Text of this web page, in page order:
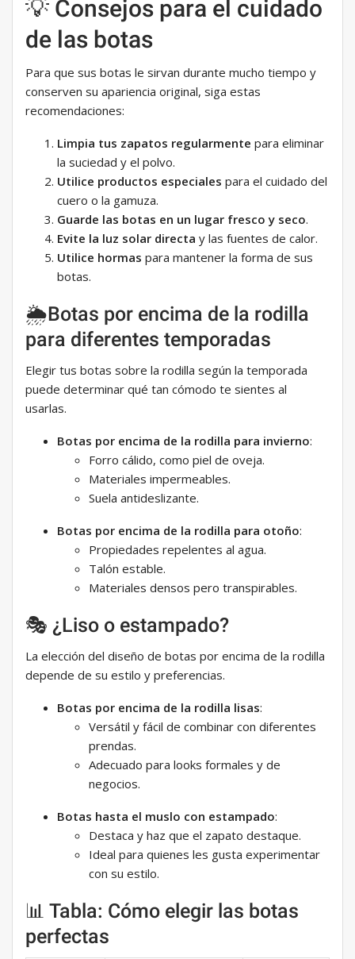
💡 Consejos para el cuidado
de las botas
Para que sus botas le sirvan durante mucho tiempo y
conserven su apariencia original, siga estas
recomendaciones:
Limpia tus zapatos regularmente para eliminar
la suciedad y el polvo.
Utilice productos especiales para el cuidado del
cuero o la gamuza.
Guarde las botas en un lugar fresco y seco.
Evite la luz solar directa y las fuentes de calor.
Utilice hormas para mantener la forma de sus
botas.
🌦️Botas por encima de la rodilla
para diferentes temporadas
Elegir tus botas sobre la rodilla según la temporada
puede determinar qué tan cómodo te sientes al
usarlas.
Botas por encima de la rodilla para invierno:
Forro cálido, como piel de oveja.
Materiales impermeables.
Suela antideslizante.
Botas por encima de la rodilla para otoño:
Propiedades repelentes al agua.
Talón estable.
Materiales densos pero transpirables.
🎭 ¿Liso o estampado?
La elección del diseño de botas por encima de la rodilla
depende de su estilo y preferencias.
Botas por encima de la rodilla lisas:
Versátil y fácil de combinar con diferentes
prendas.
Adecuado para looks formales y de
negocios.
Botas hasta el muslo con estampado:
Destaca y haz que el zapato destaque.
Ideal para quienes les gusta experimentar
con su estilo.
📊 Tabla: Cómo elegir las botas
perfectas